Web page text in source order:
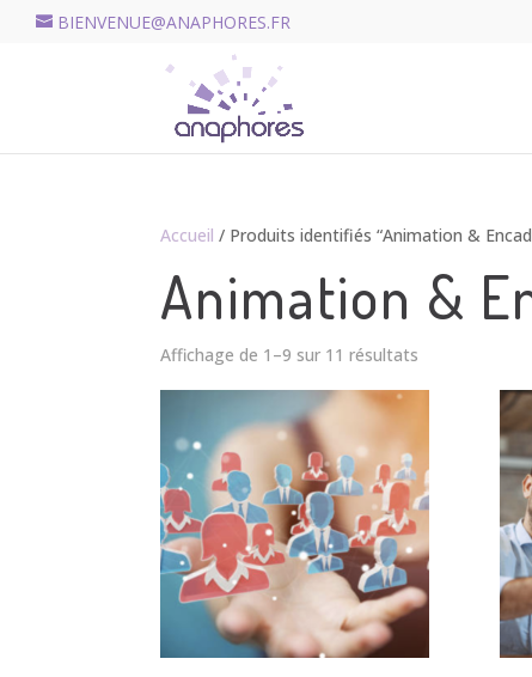
BIENVENUE@ANAPHORES.FR
Accueil / Produits identifiés “Animation &
Animation &
Affichage de 1–9 sur 11 résultats